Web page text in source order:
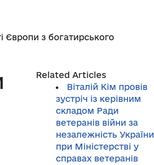
Європи з богатирського
Related Articles
Віталій Кім провів
зустріч із керівним
складом Ради
ветеранів війни за
незалежність України
при Міністерстві у
справах ветеранів